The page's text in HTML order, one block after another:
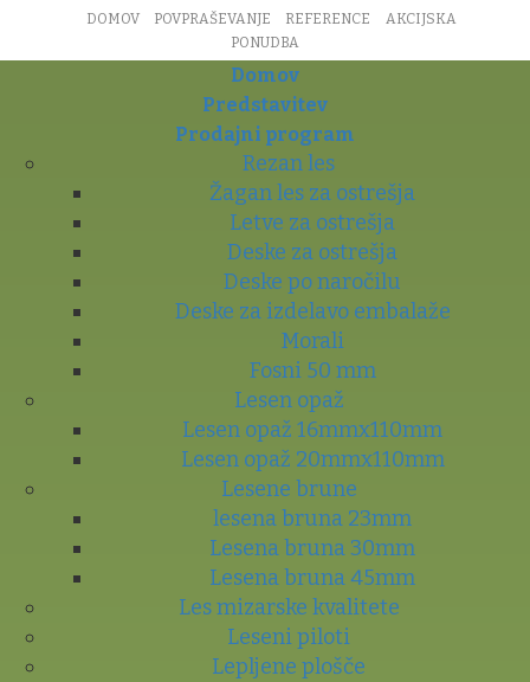
DOMOV POVPRAŠEVANJE REFERENCE
AKCIJSKA
PONUDBA
Domov
Predstavitev
Prodajni program
Rezan les
Žagan les za ostrešja
Letve za ostrešja
Deske za ostrešja
Deske po naročilu
Deske za izdelavo embalaže
Morali
Fosni 50 mm
Lesen opaž
Lesen opaž 16mmx110mm
Lesen opaž 20mmx110mm
Lesene brune
lesena bruna 23mm
Lesena bruna 30mm
Lesena bruna 45mm
Les mizarske kvalitete
Leseni piloti
Lepljene plošče